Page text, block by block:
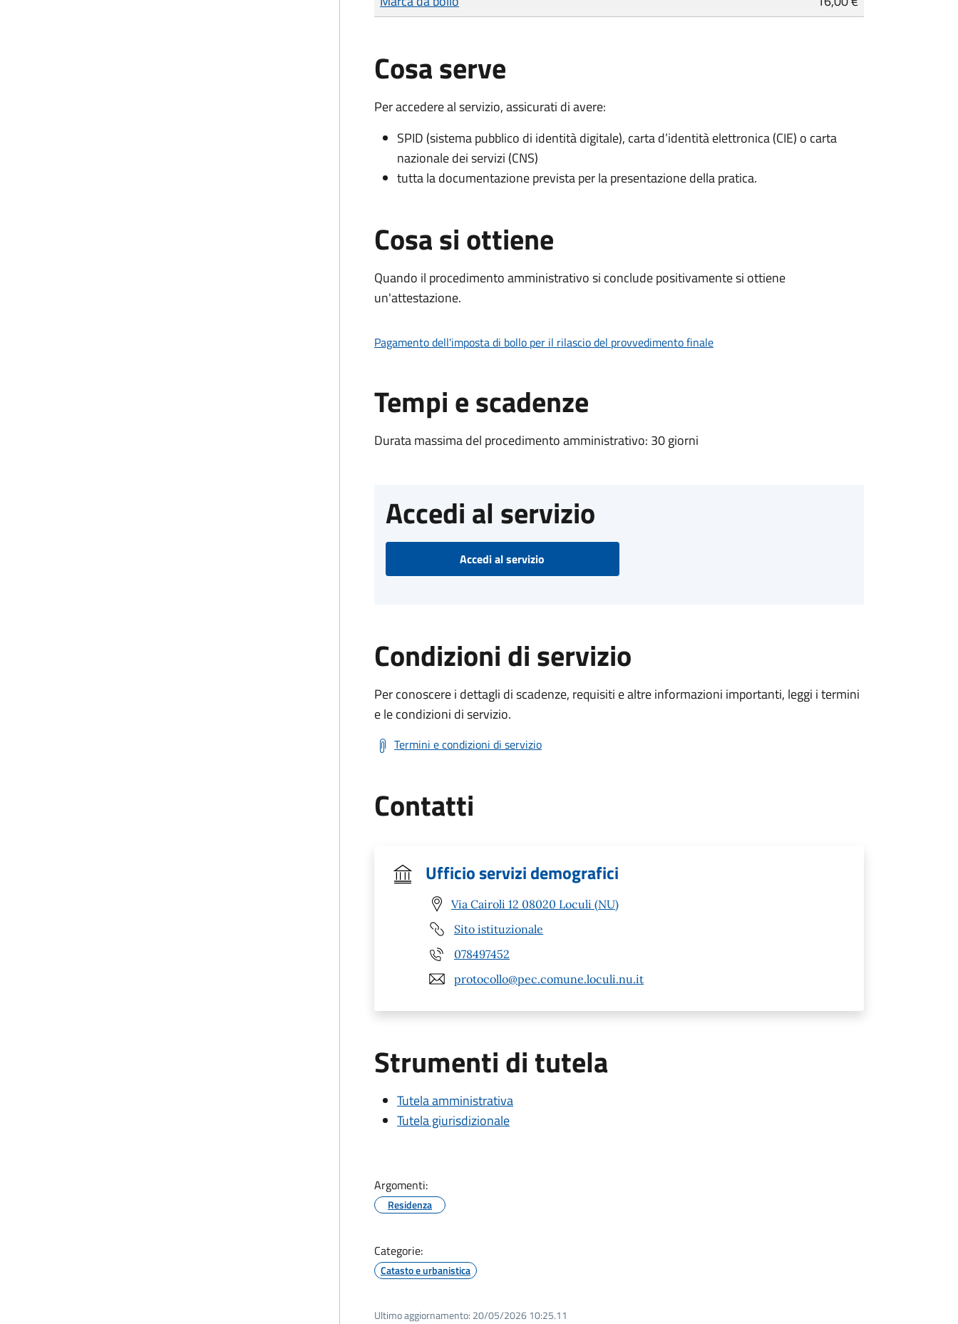
Cosa serve
Per accedere al servizio, assicurati di avere:
SPID (sistema pubblico di identità digitale), carta d’identità elettronica (CIE) o carta
nazionale dei servizi (CNS)
tutta la documentazione prevista per la presentazione della pratica.
Cosa si ottiene
Quando il procedimento amministrativo si conclude positivamente si ottiene
un'attestazione.
Pagamento dell'imposta di bollo per il rilascio del provvedimento finale
Tempi e scadenze
Durata massima del procedimento amministrativo: 30 giorni
Accedi al servizio
Accedi al servizio
Condizioni di servizio
Per conoscere i dettagli di scadenze, requisiti e altre informazioni importanti, leggi i termini
e le condizioni di servizio.
Termini e condizioni di servizio
Contatti
Ufficio servizi demografici
Via Cairoli 12 08020 Loculi (NU)
Sito istituzionale
078497452
protocollo@pec.comune.loculi.nu.it
Strumenti di tutela
Tutela amministrativa
Tutela giurisdizionale
Argomenti:
Residenza
Categorie:
Catasto e urbanistica
Ultimo aggiornamento: 20/05/2026 10:25.11